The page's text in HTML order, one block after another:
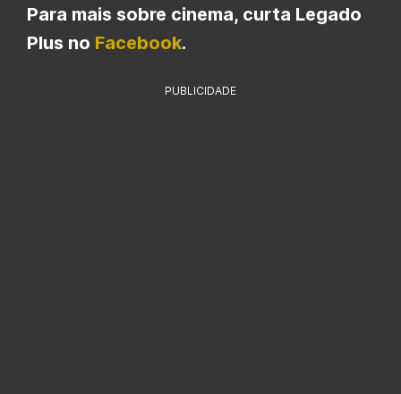
Para mais sobre cinema, curta Legado
Plus no Facebook.
PUBLICIDADE